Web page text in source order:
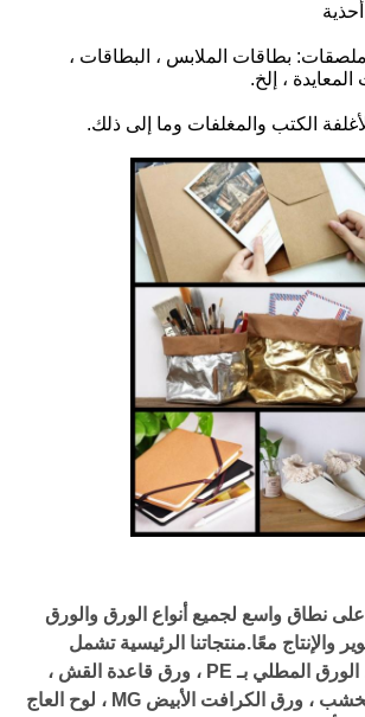
بطاقات الملابس ، البطاقات ،
، إلخ.
الكتب والمغلفات وما إلى ذلك.
نطاق واسع لجميع أنواع الورق والورق
والإنتاج معًا.منتجاتنا الرئيسية تشمل
الورق الاصطناعي ، الورق المطلي بـ PE ، ورق قاعدة القش ،
الورق الخالي من الخشب ، ورق الكرافت الأبيض MG ، لوح العاج